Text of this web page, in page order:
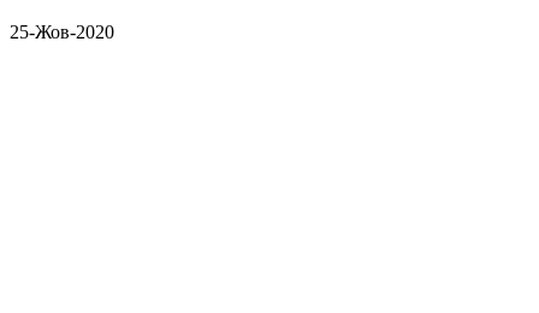
25-Жов-2020